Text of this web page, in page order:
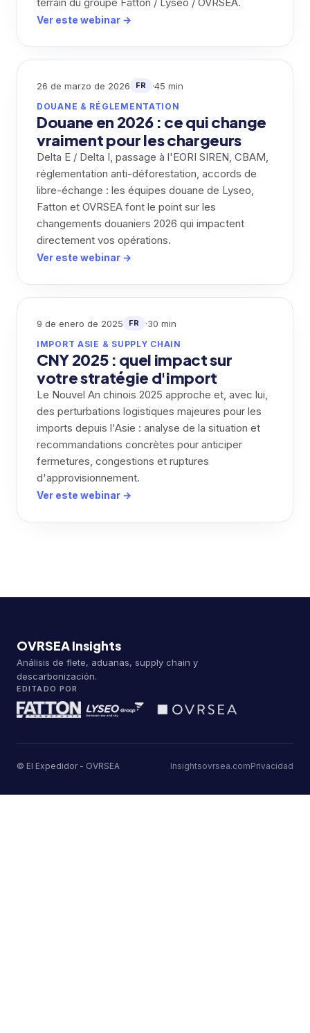
Ver este webinar →
26 de marzo de 2026 FR ·45 min
DOUANE & RÉGLEMENTATION
Douane en 2026 : ce qui change
vraiment pour les chargeurs
Delta E / Delta I, passage à l'EORI SIREN, CBAM,
réglementation anti-déforestation, accords de
libre-échange : les équipes douane de Lyseo,
Fatton et OVRSEA font le point sur les
changements douaniers 2026 qui impactent
directement vos opérations.
Ver este webinar →
9 de enero de 2025 FR ·30 min
IMPORT ASIE & SUPPLY CHAIN
CNY 2025 : quel impact sur
votre stratégie d'import
Le Nouvel An chinois 2025 approche et, avec lui,
des perturbations logistiques majeures pour les
imports depuis l'Asie : analyse de la situation et
recommandations concrètes pour anticiper
fermetures, congestions et ruptures
d'approvisionnement.
Ver este webinar →
OVRSEA Insights
Análisis de flete, aduanas, supply chain y
descarbonización.
EDITADO POR
© El Expedidor - OVRSEA Insightsovrsea.comPrivacidad